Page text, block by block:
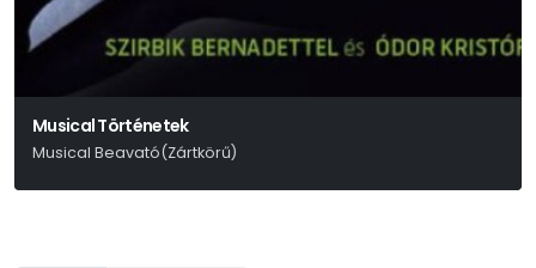
Musical Történetek
Musical Beavató(Zártkörű)